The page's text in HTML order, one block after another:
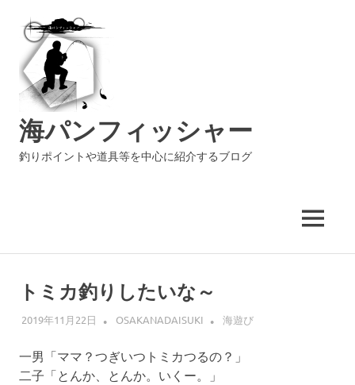
海パンフィッシャー
釣りポイントや道具等を中心に紹介するブログ
MENU
トミカ釣りしたいな～
2019年11月22日 OSAKANADAISUKI 海遊び
一男「ママ？つぎいつトミカつるの？」
二子「とんか、とんか。いくー。」